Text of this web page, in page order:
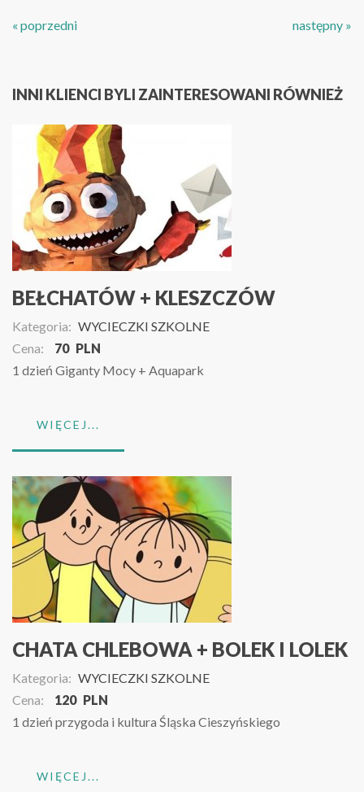
« poprzedni następny »
INNI KLIENCI BYLI ZAINTERESOWANI RÓWNIEŻ
BEŁCHATÓW + KLESZCZÓW
Kategoria: WYCIECZKI SZKOLNE
Cena:
70 PLN
1 dzień Giganty Mocy + Aquapark
WIĘCEJ...
CHATA CHLEBOWA + BOLEK I LOLEK
Kategoria: WYCIECZKI SZKOLNE
Cena:
120 PLN
1 dzień przygoda i kultura Śląska Cieszyńskiego
WIĘCEJ...